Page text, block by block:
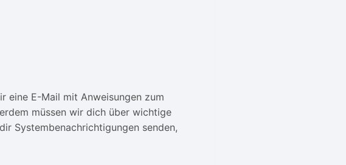
eine E-Mail mit Anweisungen zum
müssen wir dich über wichtige
Systembenachrichtigungen senden,